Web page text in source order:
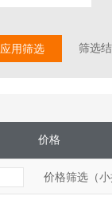
应用筛选 筛选
价格
价格筛选（小